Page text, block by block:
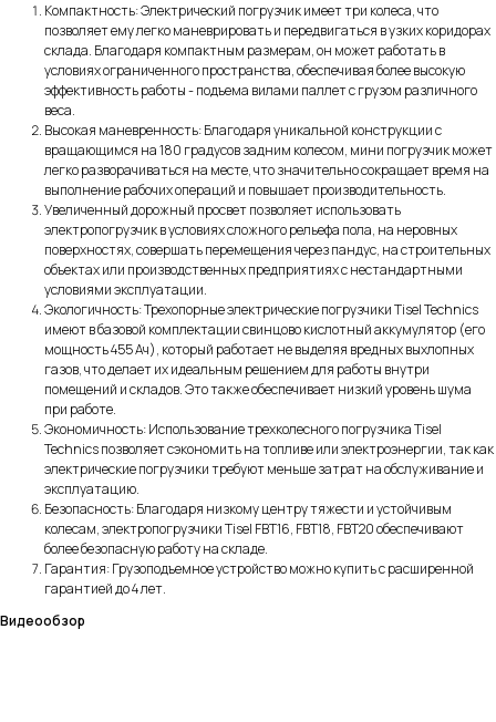
Компактность: Электрический погрузчик имеет три колеса, что
позволяет ему легко маневрировать и передвигаться в узких коридорах
склада. Благодаря компактным размерам, он может работать в
условиях ограниченного пространства, обеспечивая более высокую
эффективность работы - подъема вилами паллет с грузом различного
веса.
Высокая маневренность: Благодаря уникальной конструкции с
вращающимся на 180 градусов задним колесом, мини погрузчик может
легко разворачиваться на месте, что значительно сокращает время на
выполнение рабочих операций и повышает производительность.
Увеличенный дорожный просвет позволяет использовать
электропогрузчик в условиях сложного рельефа пола, на неровных
поверхностях, совершать перемещения через пандус, на строительных
объектах или производственных предприятиях с нестандартными
условиями эксплуатации.
Экологичность: Трехопорные электрические погрузчики Tisel Technics
имеют в базовой комплектации свинцово кислотный аккумулятор (его
мощность 455 Ач), который работает не выделяя вредных выхлопных
газов, что делает их идеальным решением для работы внутри
помещений и складов. Это также обеспечивает низкий уровень шума
при работе.
Экономичность: Использование трехколесного погрузчика Tisel
Technics позволяет сэкономить на топливе или электроэнергии, так как
электрические погрузчики требуют меньше затрат на обслуживание и
эксплуатацию.
Безопасность: Благодаря низкому центру тяжести и устойчивым
колесам, электропогрузчики Tisel FBT16, FBT18, FBT20 обеспечивают
более безопасную работу на складе.
Гарантия: Грузоподъемное устройство можно купить с расширенной
гарантией до 4 лет.
Видеообзор